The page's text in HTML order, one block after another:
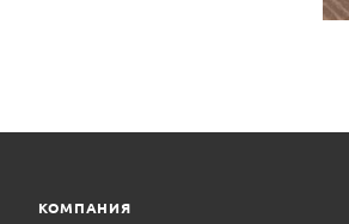
КОМПАНИЯ